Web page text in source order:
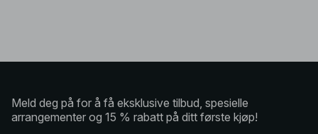
Meld deg på for å få eksklusive tilbud, spesielle
arrangementer og 15 % rabatt på ditt første kjøp!